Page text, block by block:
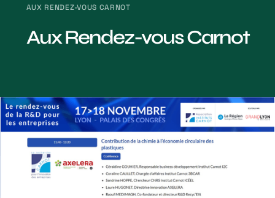
AUX RENDEZ-VOUS CARNOT
Aux Rendez-vous Carnot